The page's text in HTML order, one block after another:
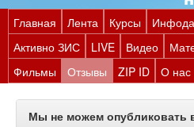
Главная Лента Курсы
Активно ЗИС
LIVE Видео
Фильмы
Отзывы ZIP ID О нас
Мы не можем опубликовать